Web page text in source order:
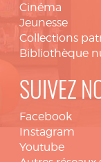
Cinéma
Jeunesse
Collections
Bibliothèque
SUIVEZ
Facebook
Instagram
Youtube